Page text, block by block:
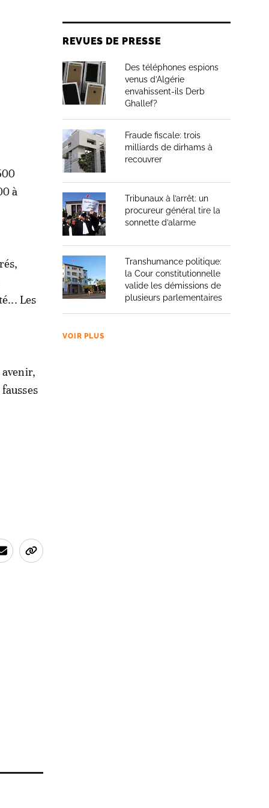
à
Les
REVUES DE PRESSE
Des téléphones espions
venus d’Algérie
envahissent-ils Derb
Ghallef?
Fraude fiscale: trois
milliards de dirhams à
recouvrer
Tribunaux à l’arrêt: un
procureur général tire la
sonnette d’alarme
Transhumance politique:
la Cour constitutionnelle
valide les démissions de
plusieurs parlementaires
VOIR PLUS